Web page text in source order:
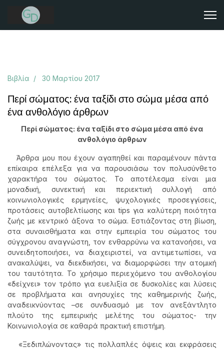
Περί σώματος: ένα ταξίδι στο σώμα μέσα από
ένα ανθολόγιο άρθρων
Βιβλία 30 Μαρτίου 2017
Περί σώματος: ένα ταξίδι στο σώμα μέσα από ένα
ανθολόγιο άρθρων
Άρθρα μου που έχουν αγαπηθεί και παραμένουν πάντα
επίκαιρα επέλεξα για να παρουσιάσω τον πολυσύνθετο
χαρακτήρα του σώματος. Το αποτέλεσμα είναι μια
μοναδική, συνεκτική και περιεκτική συλλογή από
κοινωνιολογικές ερμηνείες, ψυχολογικές προσεγγίσεις,
προτάσεις αυτοβελτίωσης και tips για καλύτερη ποιότητα
ζωής με κεντρικό άξονα το σώμα. Εστιάζοντας στη βίωση,
στα συναισθήματα και στην εμπειρία του σώματος του
σύγχρονου αναγνώστη, τον ενθαρρύνω να κατανοήσει, να
συνειδητοποιήσει, να διαχειριστεί, να αντιμετωπίσει, να
ανακαλύψει, να διεκδικήσει, να διαμορφώσει την ατομική
του ταυτότητα. Το χρήσιμο περιεχόμενο του ανθολογίου
«δείχνει» τον τρόπο για ευελιξία σε δυσκολίες και λύσεις
σε προβλήματα και ανησυχίες της καθημερινής ζωής,
αναδεικνύοντας –σε συνδυασμό με τον ανεξάντλητο
πλούτο της εμπειρικής μελέτης του σώματος- την
Κοινωνιολογία σε καθαρά πρακτική επιστήμη.
«Ξεδιπλώνοντας» τις πολλαπλές όψεις και εκφράσεις